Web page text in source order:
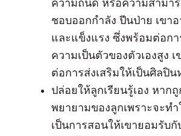
ความถนัด หรือความสามาร
ชอบออกกำลัง ปีนป่าย เขา
และแข็งแรง ซึ่งพร้อมต่อก
ความเป็นตัวของตัวเองสูง
ต่อการส่งเสริมให้เป็นศิลปิน
ปล่อยให้ลูกเรียนรู้เอง หา
พยายามของลูกเพราะจะ
เป็นการสอนให้เขายอมรับ